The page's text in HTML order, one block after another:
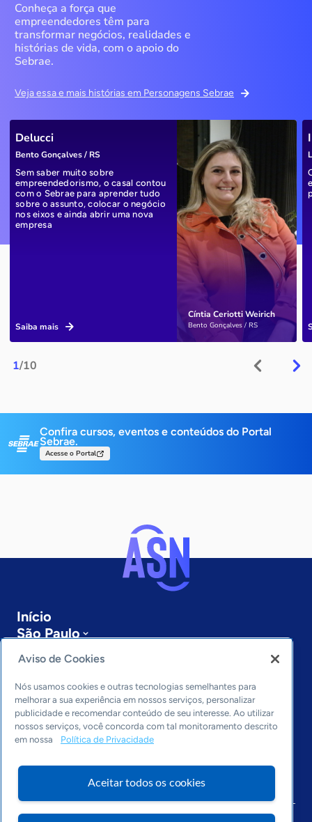
Conheça a força que
empreendedores têm para
transformar negócios, realidades e
histórias de vida, com o apoio do
Sebrae.
Veja essa e mais histórias em Personagens Sebrae
1/10
Cíntia Ceriotti Weirich
Bento Gonçalves / RS
Delucci
Bento Gonçalves / RS
Sem saber muito sobre
empreendedorismo, o casal contou
com o Sebrae para aprender tudo
sobre o assunto, colocar o negócio
nos eixos e ainda abrir uma nova
empresa
Saiba mais
Confira cursos, eventos e conteúdos do Portal
Sebrae.
Acesse o Portal
Início
São Paulo
Sobre a ASN
Últimas notícias
Entre em contato
Editorias
Economia & Política
Inovação & Tecnologia
Cultura empreendedora
Arquivo
Aviso de Cookies
Nós usamos cookies e outras tecnologias semelhantes para
melhorar a sua experiência em nossos serviços, personalizar
publicidade e recomendar conteúdo de seu interesse. Ao utilizar
nossos serviços, você concorda com tal monitoramento descrito
em nossa
Política de Privacidade
Aceitar todos os cookies